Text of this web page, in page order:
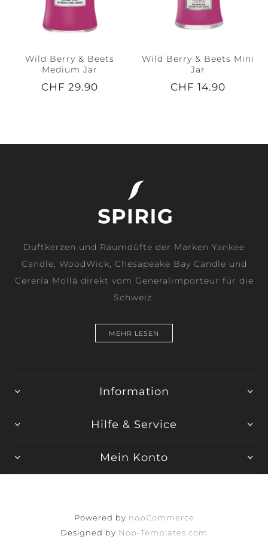
Wild Berry & Beets
Medium Jar
CHF 29.90
Wild Berry & Beets Mini
Jar
CHF 14.90
Duftkerzen und Raumdüfte der Marken Yankee
Candle, WoodWick, Chesapeake Bay Candle und
Cerería Mollá direkt vom Generalimporteur für die
Schweiz.
MEHR LESEN
Information
Hilfe & Service
Mein Konto
Powered by nopCommerce
Designed by Nop-Templates.com